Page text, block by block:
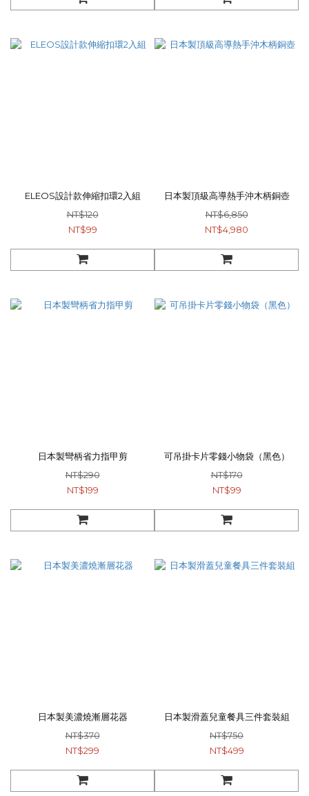
ELEOS設計款伸縮扣環2入組
NT$120
NT$99
日本製頂級高導熱手沖木柄銅壺
NT$6,850
NT$4,980
日本製彎柄省力指甲剪
NT$290
NT$199
可吊掛卡片零錢小物袋（黑色）
NT$170
NT$99
日本製美濃燒漸層花器
NT$370
NT$299
日本製滑蓋兒童餐具三件套裝組
NT$750
NT$499